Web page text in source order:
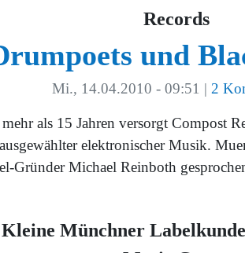
Records
und
Mi., 14.04.2010 - 09:51 | 2
als 15 Jahren versorgt Compost
elektronischer Musik.
Gründer Michael Reinboth
Kleine Münchner